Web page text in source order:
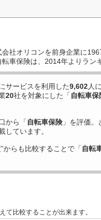
社オリコンを前身企業に
車保険は、2014年よりラン
サービスを利用した9,602人
20社を対象にした「 自転車保
から「 自転車保険 」を評価
しています。
からも比較することで「 自転
て比較することが出来ます。